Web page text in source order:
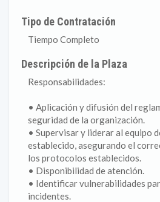
Tipo de Contratación
Tiempo Completo
Descripción de la Plaza
Responsabilidades:
• Aplicación y difusión del
seguridad de la organización.
• Supervisar y liderar al equipo
establecido, asegurando el
los protocolos establecidos.
• Disponibilidad de atención.
• Identificar vulnerabilidades
incidentes.